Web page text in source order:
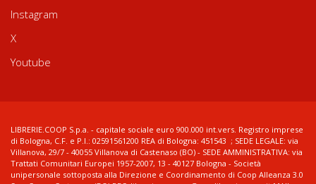
Instagram
X
Youtube
LIBRERIE.COOP S.p.a. - capitale sociale euro 900.000 int.vers. Registro imprese
di Bologna, C.F. e P.I.: 02591561200 REA di Bologna: 451543 ; SEDE LEGALE: via
Villanova, 29/7 - 40055 Villanova di Castenaso (BO) - SEDE AMMINISTRATIVA: via
Trattati Comunitari Europei 1957-2007, 13 - 40127 Bologna - Società
unipersonale sottoposta alla Direzione e Coordinamento di Coop Alleanza 3.0